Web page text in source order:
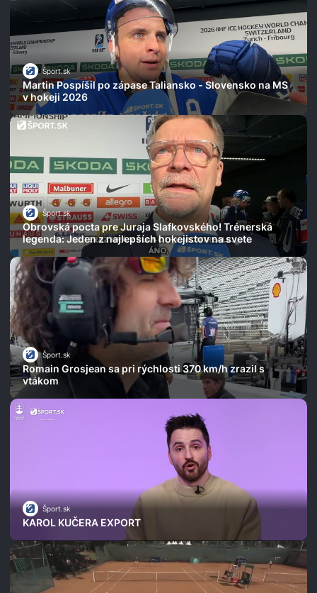
Šport.sk
Martin Pospíšil po zápase Taliansko - Slovensko na MS
v hokeji 2026
Šport.sk
Obrovská pocta pre Juraja Slafkovského! Trénerská
legenda: Jeden z najlepších hokejistov na svete
Šport.sk
Romain Grosjean sa pri rýchlosti 370 km/h zrazil s
vtákom
Šport.sk
KAROL KUČERA EXPORT